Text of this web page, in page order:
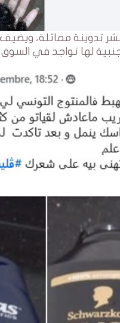
تدوينة مماثلة،
لها تواجد في السوق